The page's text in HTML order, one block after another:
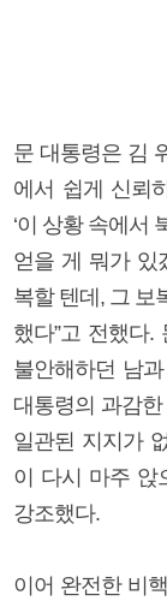
문 대통령은 김
에서 쉽게 신뢰
‘이 상황 속에서
얻을 게 뭐가 있
복할 텐데, 그 보
했다”고 전했다.
불안해하던 남
대통령의 과감
일관된 지지가
이 다시 마주 앉
강조했다.
이어 완전한 비